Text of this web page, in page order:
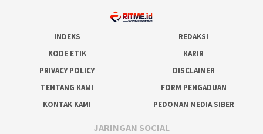
INDEKS
REDAKSI
KODE ETIK
KARIR
PRIVACY POLICY
DISCLAIMER
TENTANG KAMI
FORM PENGADUAN
KONTAK KAMI
PEDOMAN MEDIA SIBER
JARINGAN SOCIAL